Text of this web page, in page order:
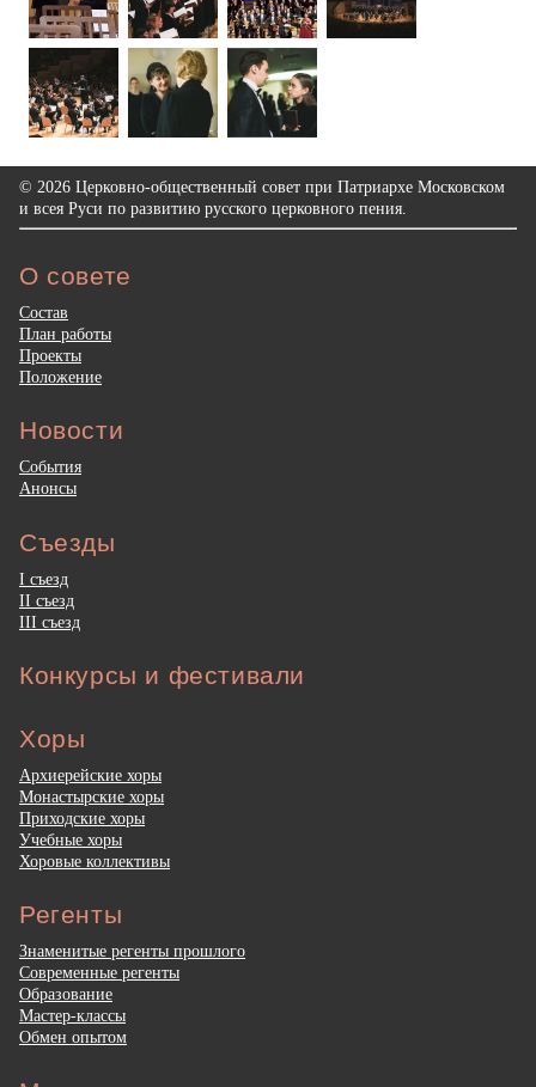
© 2026 Церковно-общественный совет при Патриархе Московском
и всея Руси по развитию русского церковного пения.
О совете
Состав
План работы
Проекты
Положение
Новости
События
Анонсы
Съезды
I съезд
II съезд
III съезд
Конкурсы и фестивали
Хоры
Архиерейские хоры
Монастырские хоры
Приходские хоры
Учебные хоры
Хоровые коллективы
Регенты
Знаменитые регенты прошлого
Современные регенты
Образование
Мастер-классы
Обмен опытом